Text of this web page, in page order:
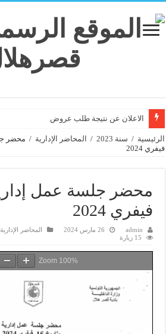
الاعلان عن نتيجة طلب عروض
الرئيسية / سنة 2023 / المحاضر الإدارية /
فيفري 2024
فيفري 2024
admin 26 مارس 2024 المحاضر الإدارية
15 زيارة
Zoom 100%